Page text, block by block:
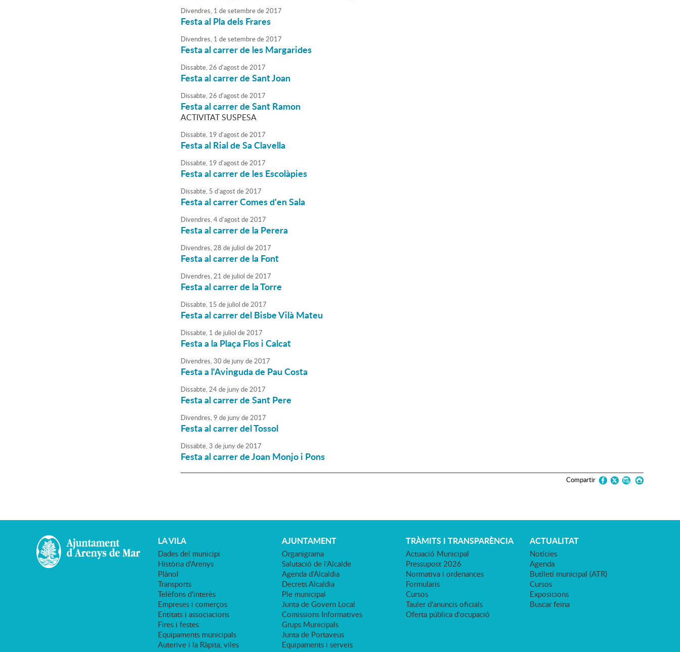
Divendres, 1 desetembrede2017
Festa al Pla dels Frares
Divendres, 1 desetembrede2017
Festa al carrer de les Margarides
Dissabte,26 d'agostde2017
Festa al carrer de Sant Joan
Dissabte,26 d'agostde2017
Festa al carrer de Sant Ramon
ACTIVITAT SUSPESA
Dissabte, 19 d'agostde2017
Festa al Rial de Sa Clavella
Dissabte, 19 d'agostde2017
Festa al carrer de les Escolàpies
Dissabte, 5 d'agostde2017
Festa al carrer Comes d'en Sala
Divendres,4d'agostde2017
Festa al carrer de la Perera
Divendres,28 de juliol de2017
Festa al carrer de la Font
Divendres,21 de juliol de2017
Festa al carrer de la Torre
Dissabte, 15 de juliol de2017
Festa al carrer del Bisbe Vilà Mateu
Dissabte, 1 de juliol de2017
Festa a la Plaça Flos i Calcat
Divendres,30 de junyde2017
Festa a l'Avinguda de Pau Costa
Dissabte,24de junyde2017
Festa al carrer de Sant Pere
Divendres,9 de junyde2017
Festa al carrer del Tossol
Dissabte,3 de junyde2017
Festa al carrer de Joan Monjo i Pons
Compartir
LA VILA
Dades del municipi
Història d'Arenys
Plànol
Transports
Telèfons d'interès
Empreses i comerços
Entitats i associacions
Fires i festes
Equipaments municipals
Auterive i la Ràpita, viles
AJUNTAMENT
Organigrama
Salutació de l'Alcalde
Agenda d'Alcaldia
Decrets Alcaldia
Ple municipal
Junta de Govern Local
Comissions Informatives
Grups Municipals
Junta de Portaveus
Equipaments i serveis
TRÀMITS I TRANSPARÈNCIA
Actuació Municipal
Pressupost 2026
Normativa i ordenances
Formularis
Cursos
Tauler d'anuncis oficials
Oferta pública d'ocupació
ACTUALITAT
Notícies
Agenda
Butlletí municipal (ATR)
Cursos
Exposicions
Buscar feina